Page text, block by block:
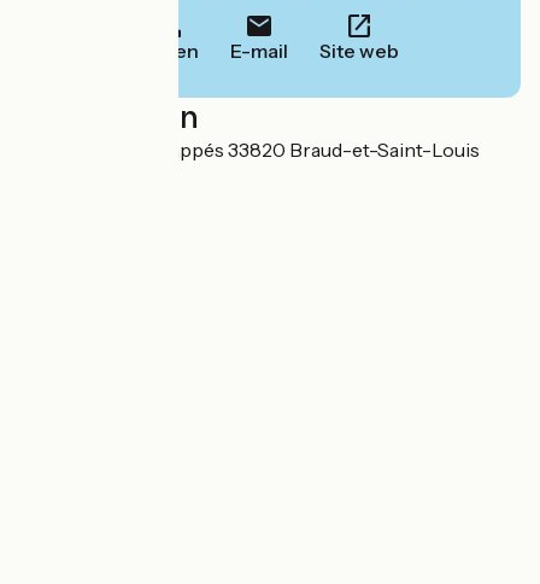
Bellen E-mail Site web
Localisation
13 Lieu-dit Les Frappés 33820 Braud-et-Saint-Louis